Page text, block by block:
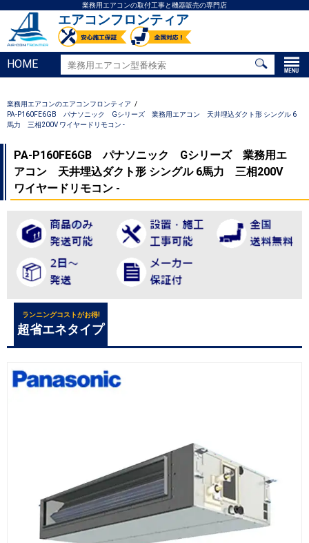
業務用エアコンの取付工事と機器販売の専門店
エアコンフロンティア
HOME
業務用エアコンのエアコンフロンティア
PA-P160FE6GB パナソニック Gシリーズ 業務用エアコン 天井埋込ダクト形 シングル 6
馬力 三相200V ワイヤードリモコン -
PA-P160FE6GB パナソニック Gシリーズ 業務用エ
アコン 天井埋込ダクト形 シングル 6馬力 三相200V
ワイヤードリモコン -
ランニングコストがお得!
超省エネタイプ